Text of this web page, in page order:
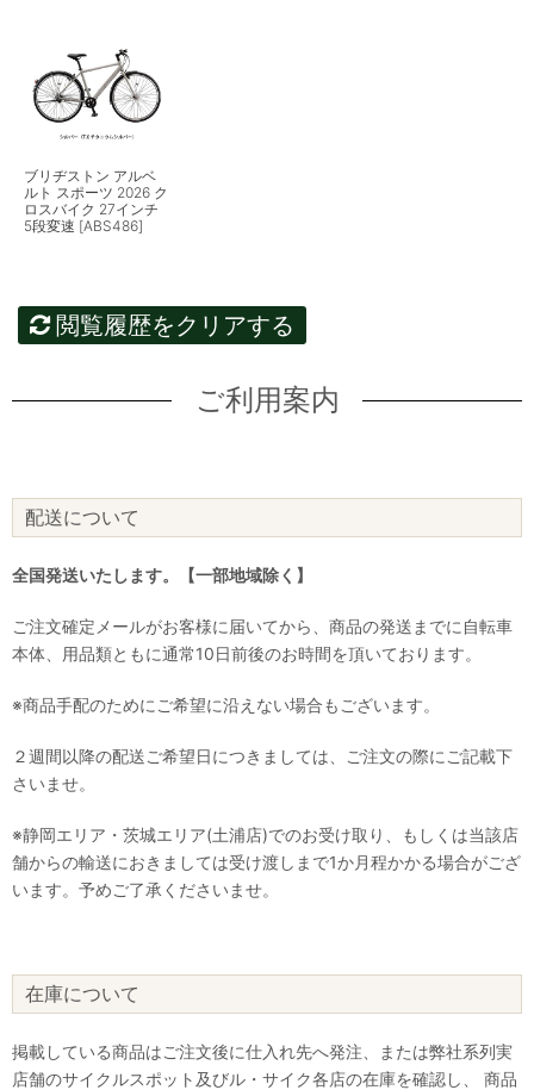
ブリヂストン アルベ
ルト スポーツ 2026 ク
ロスバイク 27インチ
5段変速 [ABS486]
閲覧履歴をクリアする
ご利用案内
配送について
全国発送いたします。【一部地域除く】
ご注文確定メールがお客様に届いてから、商品の発送までに自転車
本体、用品類ともに通常10日前後のお時間を頂いております。
※商品手配のためにご希望に沿えない場合もございます。
２週間以降の配送ご希望日につきましては、ご注文の際にご記載下
さいませ。
※静岡エリア・茨城エリア(土浦店)でのお受け取り、もしくは当該店
舗からの輸送におきましては受け渡しまで1か月程かかる場合がござ
います。予めご了承くださいませ。
在庫について
掲載している商品はご注文後に仕入れ先へ発注、または弊社系列実
店舗のサイクルスポット及びル・サイク各店の在庫を確認し、 商品